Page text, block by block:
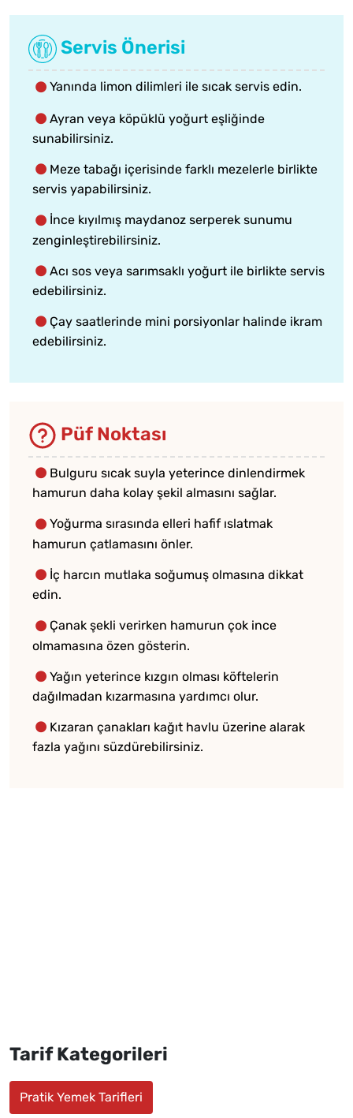
Servis Önerisi
Yanında limon dilimleri ile sıcak servis edin.
Ayran veya köpüklü yoğurt eşliğinde
sunabilirsiniz.
Meze tabağı içerisinde farklı mezelerle birlikte
servis yapabilirsiniz.
İnce kıyılmış maydanoz serperek sunumu
zenginleştirebilirsiniz.
Acı sos veya sarımsaklı yoğurt ile birlikte servis
edebilirsiniz.
Çay saatlerinde mini porsiyonlar halinde ikram
edebilirsiniz.
Püf Noktası
Bulguru sıcak suyla yeterince dinlendirmek
hamurun daha kolay şekil almasını sağlar.
Yoğurma sırasında elleri hafif ıslatmak
hamurun çatlamasını önler.
İç harcın mutlaka soğumuş olmasına dikkat
edin.
Çanak şekli verirken hamurun çok ince
olmamasına özen gösterin.
Yağın yeterince kızgın olması köftelerin
dağılmadan kızarmasına yardımcı olur.
Kızaran çanakları kağıt havlu üzerine alarak
fazla yağını süzdürebilirsiniz.
Tarif Kategorileri
Pratik Yemek Tarifleri